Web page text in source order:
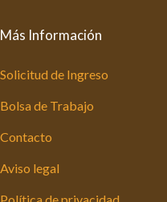
Más Información
Solicitud de Ingreso
Bolsa de Trabajo
Contacto
Aviso legal